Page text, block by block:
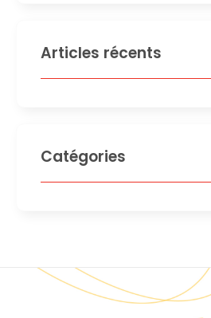
Articles récents
Catégories